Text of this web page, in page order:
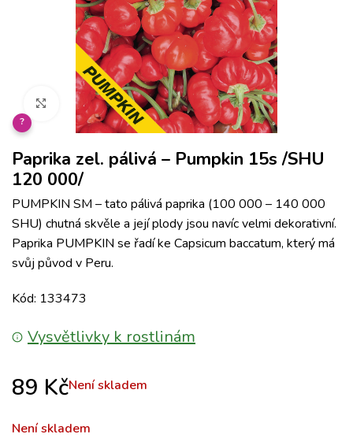
Klikněte pro zvětšení
?
Paprika zel. pálivá – Pumpkin 15s /SHU
120 000/
PUMPKIN SM – tato pálivá paprika (100 000 – 140 000
SHU) chutná skvěle a její plody jsou navíc velmi dekorativní.
Paprika PUMPKIN se řadí ke Capsicum baccatum, který má
svůj původ v Peru.
Kód: 133473
Vysvětlivky k rostlinám
89 KčNení skladem
Není skladem